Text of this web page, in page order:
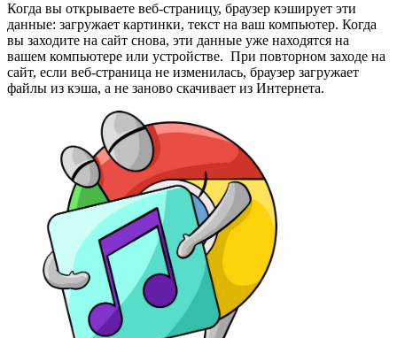
Когда вы открываете веб-страницу, браузер кэширует эти
данные: загружает картинки, текст на ваш компьютер. Когда
вы заходите на сайт снова, эти данные уже находятся на
вашем компьютере или устройстве. При повторном заходе на
сайт, если веб-страница не изменилась, браузер загружает
файлы из кэша, а не заново скачивает из Интернета.